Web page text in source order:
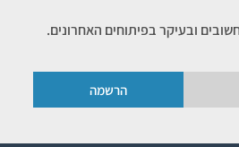
ובעיקר בפיתוחים האחרונים.
הרשמה